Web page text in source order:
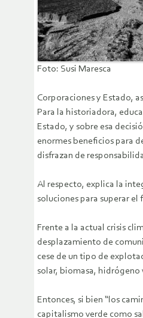
Foto: Susi Maresca
Corporaciones y Estado,
Para la historiadora,
Estado, y sobre esa
enormes beneficios para
disfrazan de
Al respecto, explica la
soluciones para superar
Frente a la actual crisis
desplazamiento de
cese de un tipo de
solar, biomasa, hidrógeno
Entonces, si bien “los
capitalismo verde como